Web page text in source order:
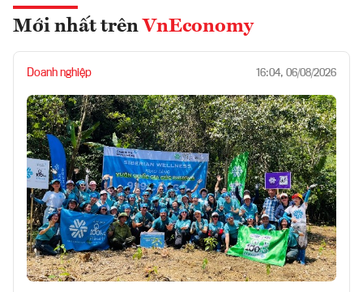
Mới nhất trên VnEconomy
Doanh nghiệp 16:04, 06/08/2026